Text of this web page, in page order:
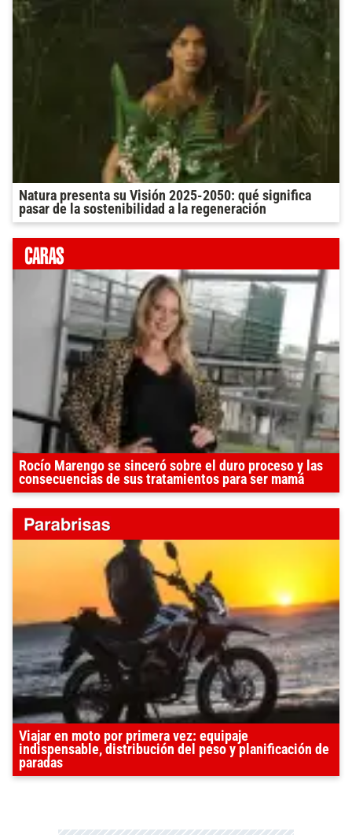
Natura presenta su Visión 2025-2050: qué significa
pasar de la sostenibilidad a la regeneración
Rocío Marengo se sinceró sobre el duro proceso y las
consecuencias de sus tratamientos para ser mamá
Viajar en moto por primera vez: equipaje
indispensable, distribución del peso y planificación de
paradas